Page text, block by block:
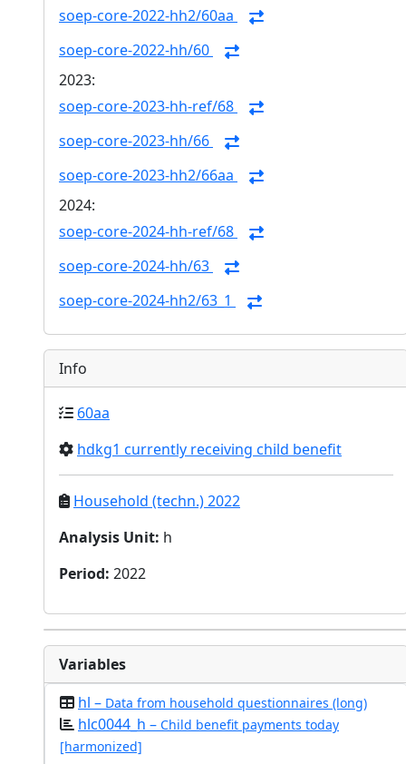
soep-core-2022-hh2/60aa
soep-core-2022-hh/60
2023:
soep-core-2023-hh-ref/68
soep-core-2023-hh/66
soep-core-2023-hh2/66aa
2024:
soep-core-2024-hh-ref/68
soep-core-2024-hh/63
soep-core-2024-hh2/63_1
Info
60aa
hdkg1 currently receiving child benefit
Household (techn.) 2022
Analysis Unit: h
Period: 2022
Variables
hl – Data from household questionnaires (long)
hlc0044_h – Child benefit payments today
[harmonized]